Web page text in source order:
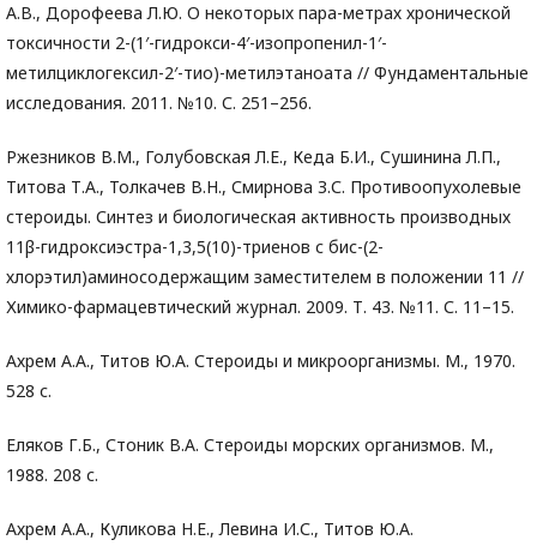
А.В., Дорофеева Л.Ю. О некоторых пара-метрах хронической
токсичности 2-(1′-гидрокси-4′-изопропенил-1′-
метилциклогексил-2′-тио)-метилэтаноата // Фундаментальные
исследования. 2011. №10. С. 251–256.
Ржезников В.М., Голубовская Л.Е., Кеда Б.И., Сушинина Л.П.,
Титова Т.А., Толкачев В.Н., Смирнова З.С. Противоопухолевые
стероиды. Синтез и биологическая активность производных
11β-гидроксиэстра-1,3,5(10)-триенов с бис-(2-
хлорэтил)аминосодержащим заместителем в положении 11 //
Химико-фармацевтический журнал. 2009. Т. 43. №11. С. 11–15.
Ахрем А.А., Титов Ю.А. Стероиды и микроорганизмы. М., 1970.
528 с.
Еляков Г.Б., Стоник В.А. Стероиды морских организмов. М.,
1988. 208 с.
Ахрем А.А., Куликова Н.E., Левина И.С., Титов Ю.А.